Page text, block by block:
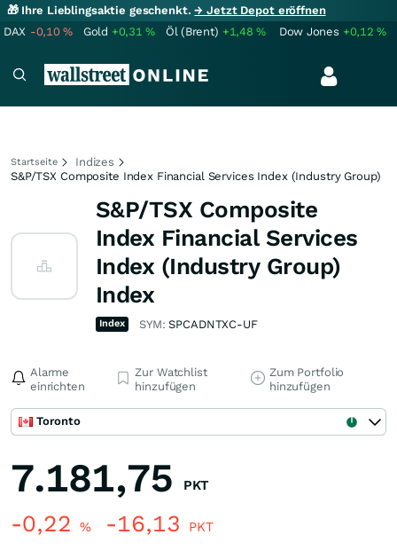
🎁 Ihre Lieblingsaktie geschenkt.→ Jetzt Depot eröffnen
DAX -0,10% Gold +0,31% Öl (Brent) +1,48% Dow Jones +0,12%
Startseite
Indizes
S&P/TSX Composite Index Financial Services Index (Industry Group)
S&P/TSX Composite
Index Financial Services
Index (Industry Group)
Index
Index SYM:SPCADNTXC-UF
Alarme
einrichten
Zur Watchlist
hinzufügen
Zum Portfolio
hinzufügen
Toronto
7.181,75 PKT
-0,22 % -16,13 PKT